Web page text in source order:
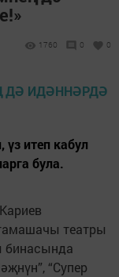
1760 0 0
үз итеп кабул
була.
театры
бинасында
“Супер